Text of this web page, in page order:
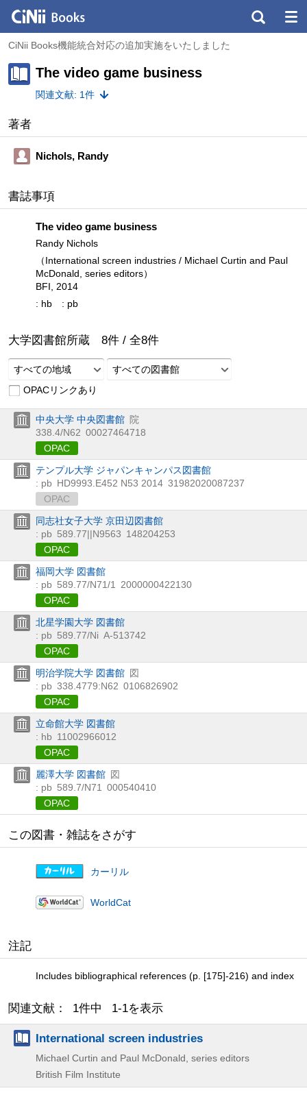
CiNii Books機能統合対応の追加実施をいたしました
The video game business
関連文献: 1件
著者
Nichols, Randy
書誌事項
The video game business
Randy Nichols
（International screen industries / Michael Curtin and Paul
McDonald, series editors）
BFI, 2014
: hb
: pb
大学図書館所蔵 8件 / 全8件
すべての地域
すべての図書館
OPACリンクあり
中央大学 中央図書館 院
338.4/N62 00027464718
OPAC
テンプル大学 ジャパンキャンパス図書館
: pb HD9993.E452 N53 2014 31982020087237
OPAC
同志社女子大学 京田辺図書館
: pb 589.77||N9563 148204253
OPAC
福岡大学 図書館
: pb 589.77/N71/1
2000000422130
OPAC
北星学園大学 図書館
: pb 589.77/Ni A-513742
OPAC
明治学院大学 図書館 図
: pb 338.4779:N62 0106826902
OPAC
立命館大学 図書館
: hb 11002966012
OPAC
麗澤大学 図書館 図
: pb 589.7/N71
000540410
OPAC
この図書・雑誌をさがす
カーリル
WorldCat
注記
Includes bibliographical references (p. [175]-216) and index
関連文献： 1件中 1-1を表示
International screen industries
Michael Curtin and Paul McDonald, series editors
British Film Institute